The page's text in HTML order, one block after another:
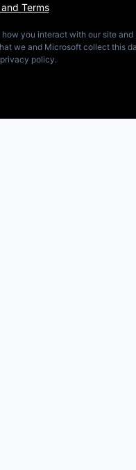
Terms
you interact with our site and
we and Microsoft collect this
policy.